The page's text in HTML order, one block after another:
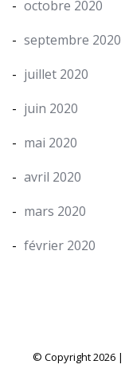
octobre 2020
septembre 2020
juillet 2020
juin 2020
mai 2020
avril 2020
mars 2020
février 2020
© Copyright 2026 |